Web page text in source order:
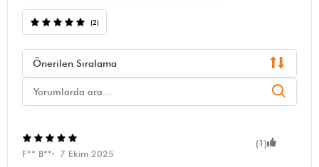
(2)
Önerilen Sıralama
(1)
F** B**
7 Ekim 2025